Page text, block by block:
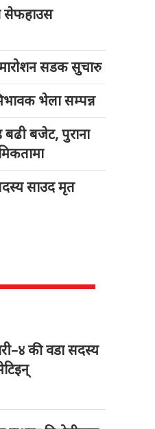
सेफहाउस
सडक सुचारु
भेला सम्पन्न
बजेट, पुराना
साउद मृत
की वडा सदस्य